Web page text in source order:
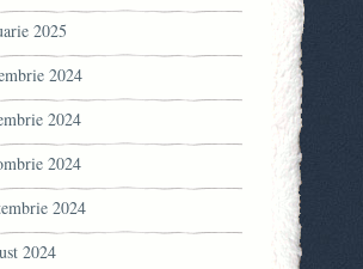
2025
2024
2024
2024
2024
2024